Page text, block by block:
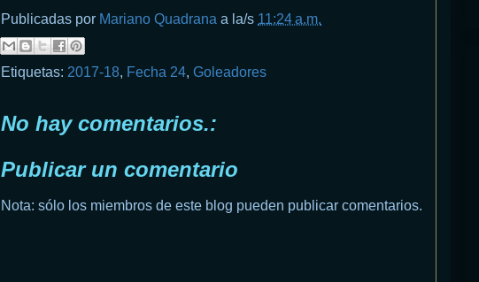
Publicadas por Mariano Quadrana a la/s 11:24 a.m.
Etiquetas: 2017-18, Fecha 24, Goleadores
No hay comentarios.:
Publicar un comentario
Nota: sólo los miembros de este blog pueden publicar comentarios.